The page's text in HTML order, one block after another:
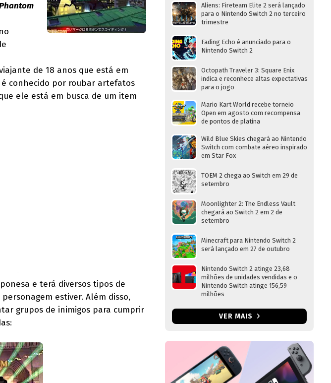
de 18 anos que está em
conhecido por roubar artefatos
ele está em busca de um item
e terá diversos tipos de
estiver. Além disso,
grupos de inimigos para cumprir
Aliens: Fireteam Elite 2 será lançado
para o Nintendo Switch 2 no terceiro
trimestre
Fading Echo é anunciado para o
Nintendo Switch 2
Octopath Traveler 3: Square Enix
indica e reconhece altas expectativas
para o jogo
Mario Kart World recebe torneio
Open em agosto com recompensa
de pontos de platina
Wild Blue Skies chegará ao Nintendo
Switch com combate aéreo inspirado
em Star Fox
TOEM 2 chega ao Switch em 29 de
setembro
Moonlighter 2: The Endless Vault
chegará ao Switch 2 em 2 de
setembro
Minecraft para Nintendo Switch 2
será lançado em 27 de outubro
Nintendo Switch 2 atinge 23,68
milhões de unidades vendidas e o
Nintendo Switch atinge 156,59
milhões
VER MAIS